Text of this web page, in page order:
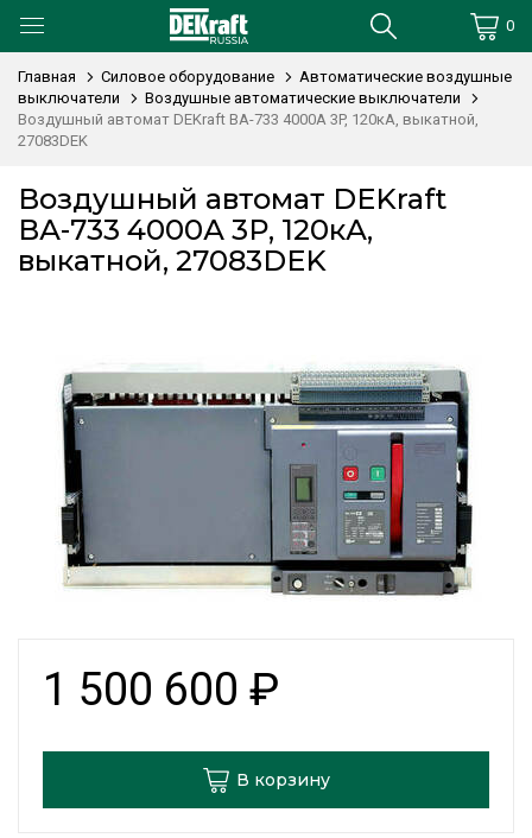
0
Главная Силовое оборудование
Автоматические воздушные
выключатели
Воздушные автоматические выключатели
Воздушный автомат DEKraft ВА-733 4000А 3P, 120кА, выкатной,
27083DEK
Воздушный автомат DEKraft
ВА-733 4000А 3P, 120кА,
выкатной, 27083DEK
1 500 600 ₽
В корзину